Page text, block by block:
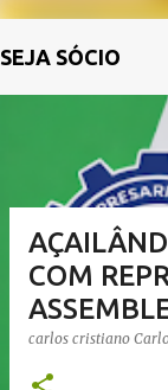
SEJA SÓCIO
COM
carlos cristiano